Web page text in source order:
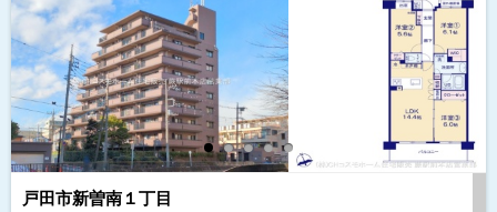
戸田市新曽南１丁目